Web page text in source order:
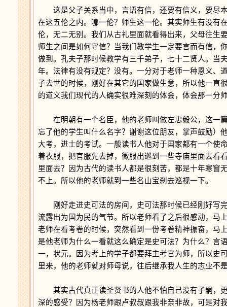
这是父子关系当中，言语有信，还要有信义，要尽
在这五伦之内。哪一伦？师生这一伦。其实师生有没有
伦，无二无别。我们从古礼里面就看得出来，父母往生
师生之间是如何守信？当我们教学生一定要言而有信，
做到。孔夫子那时候教学有三千弟子，七十二贤人。当
年。法律有没有规定？没有。一分对于老师一种恩义、
子去世的时候，刚好在其它的国家做生意，所以他一直
的道义我们现代的人确实很难深刻的体会，体会那一分
在明朝有一个名臣，他的老师叫做左忠毅公，这一
忘了他的学生叫什么名字？谢谢这位朋友，掌声鼓励）
大考，进士的考试。一般读书人他对于国家都有一个使
着衣服，把官服先去掉，微服出巡到一些寺庙里面去看
里面去？因为古代的读书人都是很刻苦，都是十年寒窗
不上。所以他的老师就到一些名山宝刹去巡视一下。
刚好走进史可法的房间，史可法那时候已经刚好写
流露出为国为民的气节。所以老师看了之后很感动，马
老师在看考卷的时候，突然看到一份考卷精神振奋，马
是他老师为什么一看就这么确定是史可法？为什么？言
一，状元。因为考上的学子都要拜主考官为师，所以史
里来，他的老师就对师母说，往后继承我人生的志业不
其实古代真正读圣贤书的人他不怕自己没有子嗣，
深的感受？因为杨老师跟卢叔叔跟我非亲非故，可是对